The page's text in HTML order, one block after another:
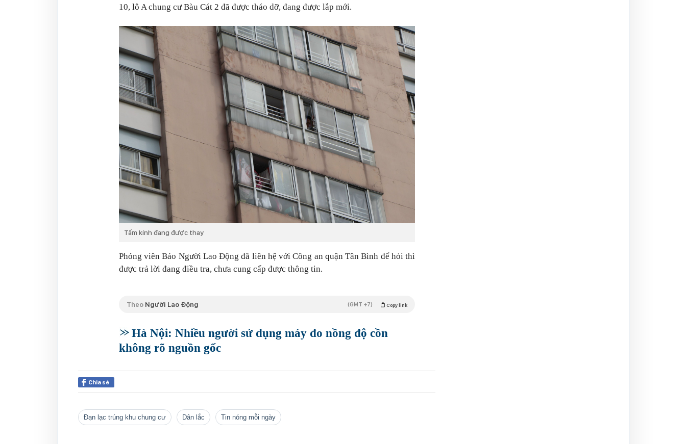
10, lô A chung cư Bàu Cát 2 đã được tháo dỡ, đang được lắp mới.
Tấm kính đang được thay
Phóng viên Báo Người Lao Động đã liên hệ với Công an quận Tân Bình để hỏi thì
được trả lời đang điều tra, chưa cung cấp được thông tin.
Theo Người Lao Động Copy link
(GMT +7)
Hà Nội: Nhiều người sử dụng máy đo nồng độ cồn
không rõ nguồn gốc
Chia sẻ
đạn lạc trúng khu chung cư dân lắc tin nóng mỗi ngày